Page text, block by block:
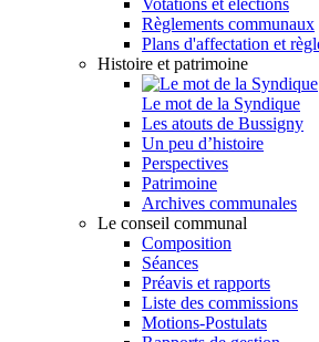
Votations et élections
Règlements communaux
Plans d'affectation et
Histoire et patrimoine
Le mot de la Syndique
Les atouts de Bussigny
Un peu d’histoire
Perspectives
Patrimoine
Archives communales
Le conseil communal
Composition
Séances
Préavis et rapports
Liste des commissions
Motions-Postulats